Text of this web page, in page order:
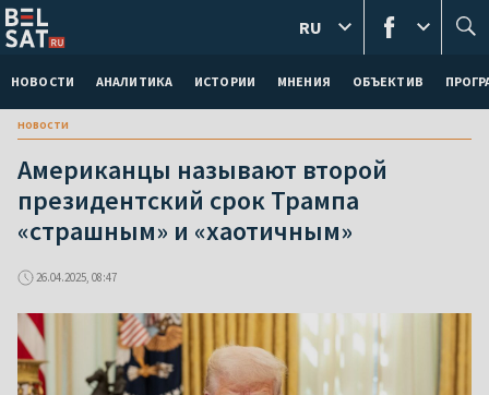
НОВОСТИ АНАЛИТИКА ИСТОРИИ МНЕНИЯ ОБЪЕКТИВ
RU
новости
Американцы называют второй
президентский срок Трампа
«страшным» и «хаотичным»
26.04.2025, 08:47